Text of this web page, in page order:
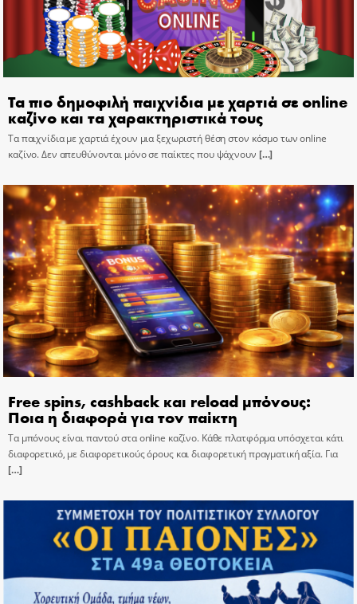
Τα πιο δημοφιλή παιχνίδια με χαρτιά σε online
καζίνο και τα χαρακτηριστικά τους
Τα παιχνίδια με χαρτιά έχουν μια ξεχωριστή θέση στον κόσμο των online
καζίνο. Δεν απευθύνονται μόνο σε παίκτες που ψάχνουν […]
Free spins, cashback και reload μπόνους:
Ποια η διαφορά για τον παίκτη
Τα μπόνους είναι παντού στα online καζίνο. Κάθε πλατφόρμα υπόσχεται κάτι
διαφορετικό, με διαφορετικούς όρους και διαφορετική πραγματική αξία. Για
[…]